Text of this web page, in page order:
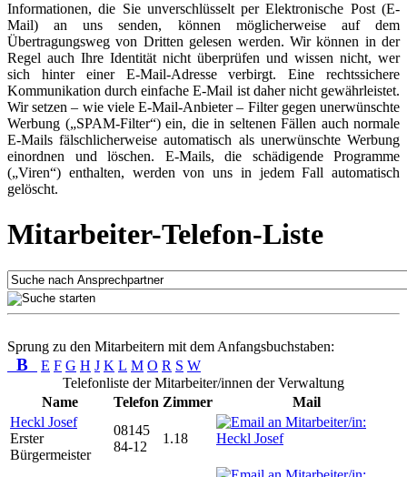
Informationen, die Sie unverschlüsselt per Elektronische Post (E-
Mail) an uns senden, können möglicherweise auf dem
Übertragungsweg von Dritten gelesen werden. Wir können in der
Regel auch Ihre Identität nicht überprüfen und wissen nicht, wer
sich hinter einer E-Mail-Adresse verbirgt. Eine rechtssichere
Kommunikation durch einfache E-Mail ist daher nicht gewährleistet.
Wir setzen – wie viele E-Mail-Anbieter – Filter gegen unerwünschte
Werbung („SPAM-Filter“) ein, die in seltenen Fällen auch normale
E-Mails fälschlicherweise automatisch als unerwünschte Werbung
einordnen und löschen. E-Mails, die schädigende Programme
(„Viren“) enthalten, werden von uns in jedem Fall automatisch
gelöscht.
Mitarbeiter-Telefon-Liste
Sprung zu den Mitarbeitern mit dem Anfangsbuchstaben:
B E F G H J K L M O R S W
Telefonliste der Mitarbeiter/innen der Verwaltung
Name
Telefon Zimmer
Mail
Heckl Josef
Erster
Bürgermeister
08145
84-12
1.18